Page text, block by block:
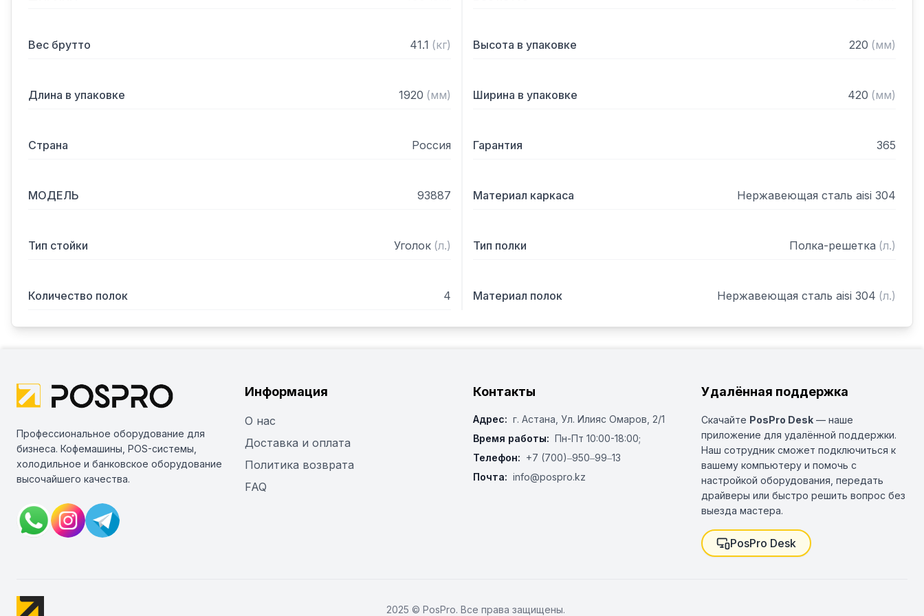
Вес брутто 41.1 (кг) Высота в упаковке 220 (мм)
Длина в упаковке 1920 (мм) Ширина в упаковке 420 (мм)
Страна Россия Гарантия 365
МОДЕЛЬ 93887 Материал каркаса Нержавеющая сталь aisi 304
Тип стойки Уголок (л.) Тип полки Полка-решетка (л.)
Количество полок 4 Материал полок Нержавеющая сталь aisi 304 (л.)
Профессиональное оборудование для
бизнеса. Кофемашины, POS-системы,
холодильное и банковское оборудование
высочайшего качества.
Информация
О нас
Доставка и оплата
Политика возврата
FAQ
Контакты
Адрес: г. Астана, ​Ул. Илияс Омаров, 2/1
Время работы: Пн-Пт 10:00-18:00;
Телефон: +7 (700)‒950‒99‒13
Почта: info@pospro.kz
Удалённая поддержка
Скачайте PosPro Desk — наше
приложение для удалённой поддержки.
Наш сотрудник сможет подключиться к
вашему компьютеру и помочь с
настройкой оборудования, передать
драйверы или быстро решить вопрос без
выезда мастера.
PosPro Desk
2025 © PosPro. Все права защищены.